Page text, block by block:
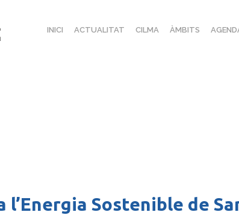
INICI ACTUALITAT CILMA ÀMBITS
l’Energia Sostenible de